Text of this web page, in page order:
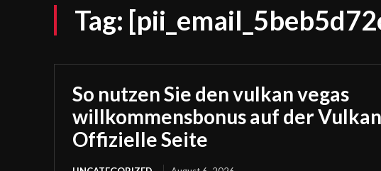
Tag:
So nutzen Sie den vulkan vegas
willkommensbonus auf der
Offizielle Seite